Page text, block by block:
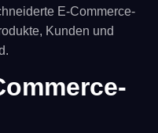
E-Commerce-
Kunden und